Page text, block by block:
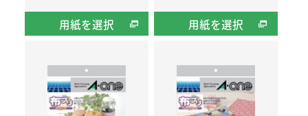
用紙を選択 用紙を選択